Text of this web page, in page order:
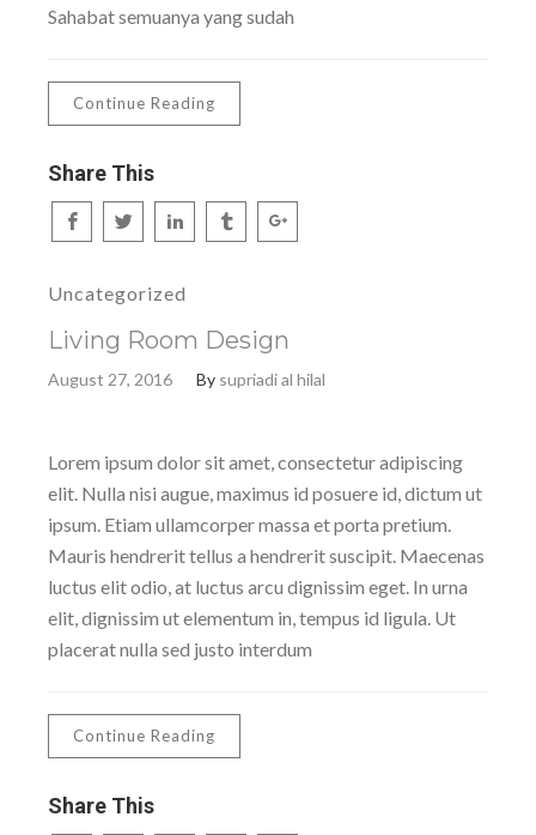
Sahabat semuanya yang sudah
Continue Reading
Share This
Uncategorized
Living Room Design
August 27, 2016 By supriadi al hilal
Lorem ipsum dolor sit amet, consectetur adipiscing
elit. Nulla nisi augue, maximus id posuere id, dictum ut
ipsum. Etiam ullamcorper massa et porta pretium.
Mauris hendrerit tellus a hendrerit suscipit. Maecenas
luctus elit odio, at luctus arcu dignissim eget. In urna
elit, dignissim ut elementum in, tempus id ligula. Ut
placerat nulla sed justo interdum
Continue Reading
Share This